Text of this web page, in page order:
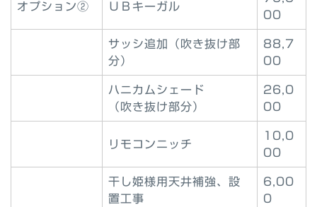
オプション② ＵＢキーガル
00
サッシ追加（吹き抜け部
分）
88,7
00
ハニカムシェード
（吹き抜け部分）
26,0
00
リモコンニッチ
10,0
00
干し姫様用天井補強、設
置工事
6,00
0